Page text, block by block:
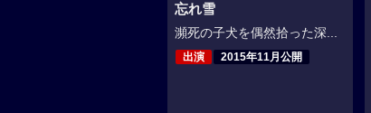
忘れ雪
瀕死の子犬を偶然拾った深...
出演 2015年11月公開